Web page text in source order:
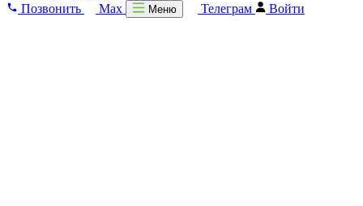
Позвонить
Max Меню Телеграм Войти